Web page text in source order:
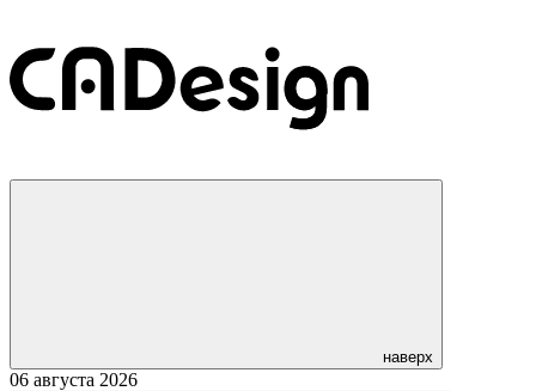
наверх
06 августа 2026